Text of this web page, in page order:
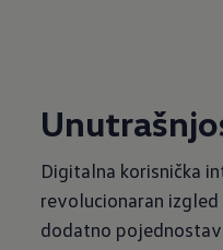
Digitalna korisnička
revolucionaran
dodatno